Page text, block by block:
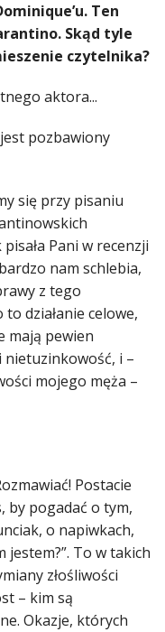
Ten
Skąd tyle
czytelnika?
aktora...
pozbawiony
się przy pisaniu
Pani w recenzji
nam schlebia,
z tego
działanie celowe,
mają pewien
i –
mojego męża –
Postacie
by pogadać o tym,
o napiwkach,
jestem?”. To w takich
złośliwości
– kim są
Okazje, których